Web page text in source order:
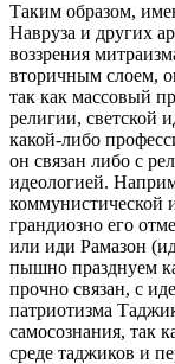
Таким образом,
Навруза и других
воззрения
вторичным слоем,
так как массовый
религии, светской
какой-либо
он связан либо с
идеологией.
коммунистической
грандиозно его
или иди Рамазон
пышно празднуем
прочно связан, с
патриотизма
самосознания, так
среде таджиков и